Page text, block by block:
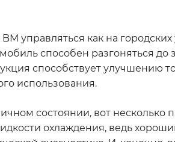
управляться как на городских
способен разгоняться до
способствует улучшению
использования.
состоянии, вот несколько
охлаждения, ведь